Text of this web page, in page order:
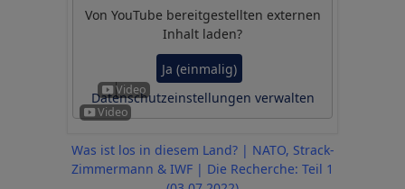
Von YouTube bereitgestellten externen
Inhalt laden?
Ja (einmalig)
Datenschutzeinstellungen verwalten
Was ist los in diesem Land? | NATO, Strack-
Zimmermann & IWF | Die Recherche: Teil 1